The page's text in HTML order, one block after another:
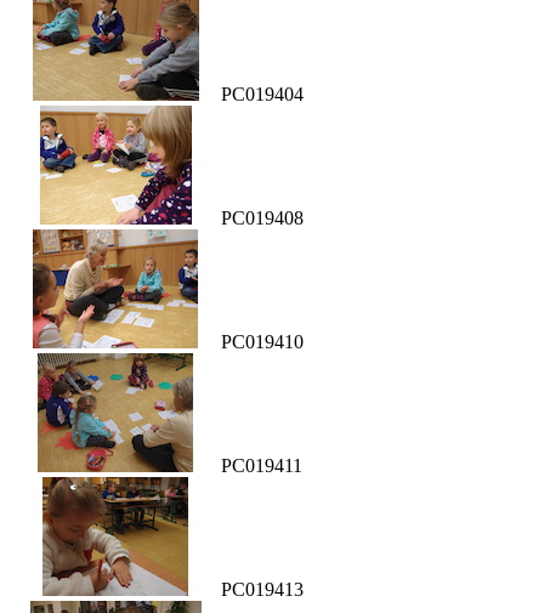
PC019404
PC019408
PC019410
PC019411
PC019413